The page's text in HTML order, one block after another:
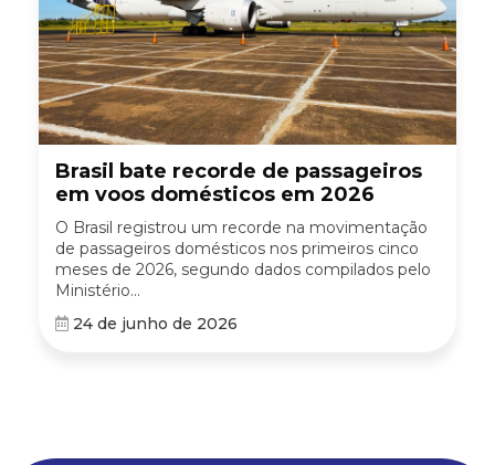
Brasil bate recorde de passageiros
em voos domésticos em 2026
O Brasil registrou um recorde na movimentação
de passageiros domésticos nos primeiros cinco
meses de 2026, segundo dados compilados pelo
Ministério...
24 de junho de 2026